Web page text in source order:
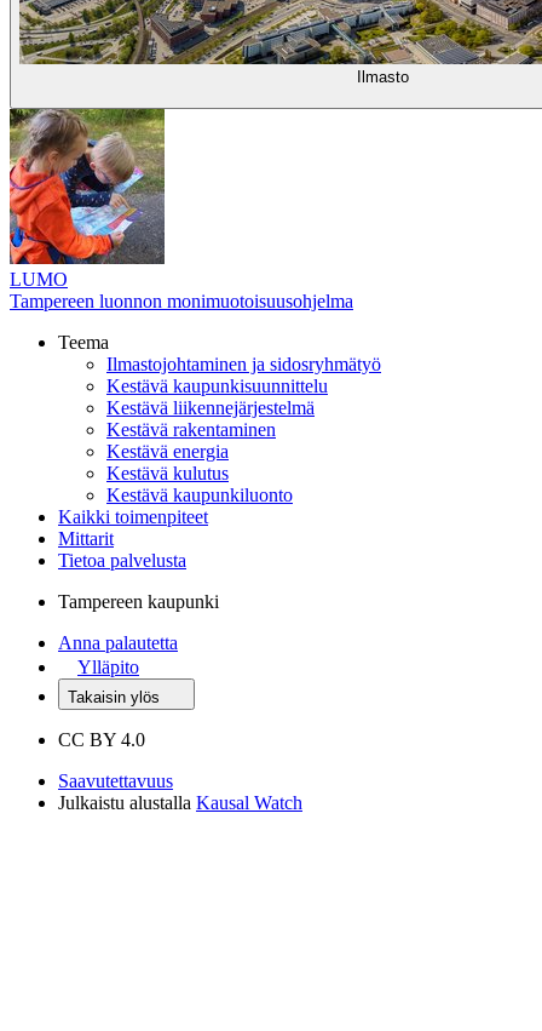
Ilmasto
LUMO
Tampereen luonnon monimuotoisuusohjelma
Teema
Ilmastojohtaminen ja sidosryhmätyö
Kestävä kaupunkisuunnittelu
Kestävä liikennejärjestelmä
Kestävä rakentaminen
Kestävä energia
Kestävä kulutus
Kestävä kaupunkiluonto
Kaikki toimenpiteet
Mittarit
Tietoa palvelusta
Tampereen kaupunki
Anna palautetta
Ylläpito
Takaisin ylös
CC BY 4.0
Saavutettavuus
Julkaistu alustalla Kausal Watch